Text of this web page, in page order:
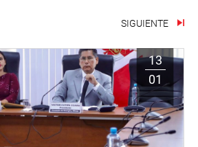
SIGUIENTE
13
01